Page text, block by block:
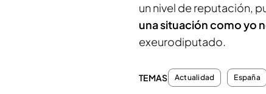
un nivel de reputación,
una situación como yo
exeurodiputado.
TEMAS Actualidad España